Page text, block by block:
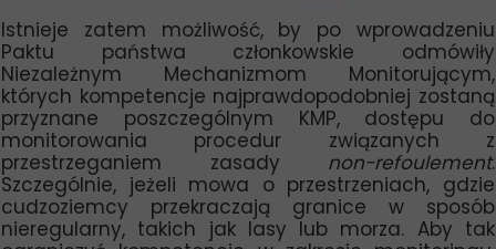
Istnieje zatem możliwość, by po wprowadzeniu
Paktu państwa członkowskie odmówiły
Niezależnym Mechanizmom Monitorującym,
których kompetencje najprawdopodobniej zostaną
przyznane poszczególnym KMP, dostępu do
monitorowania procedur związanych z
przestrzeganiem zasady non-refoulement.
Szczególnie, jeżeli mowa o przestrzeniach, gdzie
cudzoziemcy przekraczają granice w sposób
nieregularny, takich jak lasy lub morza. Aby tak